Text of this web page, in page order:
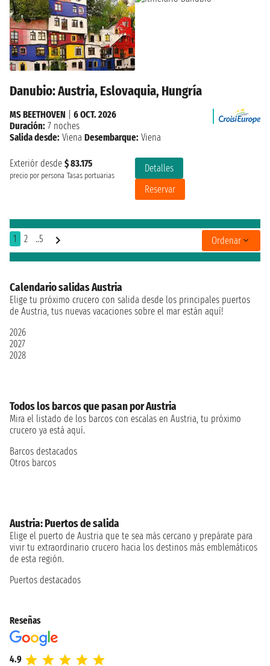
Danubio: Austria, Eslovaquia, Hungría
Exteriór desde $ 83.175
precio por persona Tasas portuarias
Detalles
Reservar
MS BEETHOVEN
6 OCT. 2026
Duración: 7 noches
Salida desde: Viena Desembarque: Viena
1 2 ..5 Ordenar
Calendario salidas Austria
Elige tu próximo crucero con salida desde los principales puertos
de Austria, tus nuevas vacaciones sobre el mar están aquí!
2026
2027
2028
Todos los barcos que pasan por Austria
Mira el listado de los barcos con escalas en Austria, tu próximo
crucero ya está aquí.
Barcos destacados
Otros barcos
Austria: Puertos de salida
Elige el puerto de Austria que te sea más cercano y prepárate para
vivir tu extraordinario crucero hacia los destinos más emblemáticos
de esta región.
Puertos destacados
Reseñas
4.9